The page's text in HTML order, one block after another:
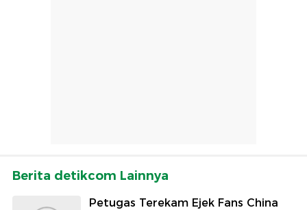
Berita detikcom Lainnya
Petugas Terekam Ejek Fans China